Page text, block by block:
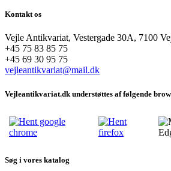
Kontakt os
Vejle Antikvariat, Vestergade 30A, 7100
+45 75 83 85 75
+45 69 30 95 75
vejleantikvariat@mail.dk
Vejleantikvariat.dk understøttes af følgende
Søg i vores katalog